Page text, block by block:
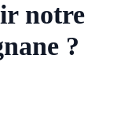
notre
?